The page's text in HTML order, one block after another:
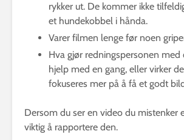
rykker ut. De kommer ikke
et hundekobbel i hånda.
Varer filmen lenge før noen
Hva gjør redningspersonen med
hjelp med en gang, eller virker
fokuseres mer på å få et godt
Dersom du ser en video du mistenker
viktig å rapportere den.